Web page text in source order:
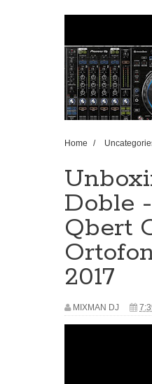
Home /
Doble
Qbert
2017
MIXMAN DJ